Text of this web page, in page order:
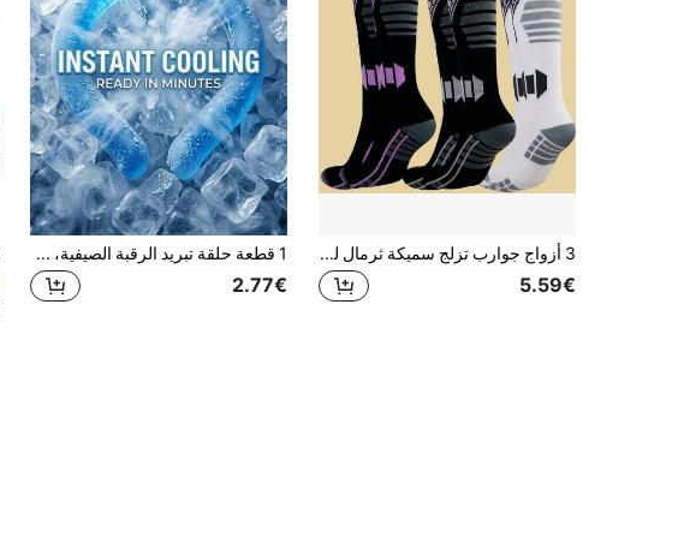
3 أزواج جوارب تزلج سميكة ثرمال للجنسين، قابلة للتنفس ودافئة للرياضات الخارجية مثل التزلج والتزحلق على الجليد والتنزه في الشتاء
5.59€
1 قطعة حلقة تبريد الرقبة الصيفية، كيس ثلج قابل للارتداء، حلقة ثلج معلقة، ضاغط بارد، أنبوب جل مجمد قابل لإعادة الاستخدام لتبريد الرقبة، طوق تبريد للنساء والرجال/الرياضات الخارجية/التخييم/العطلات/العودة إلى المدرسة/السفر إلى الشاطئ/تخفيف الحرارة/أدوات تبريد أخرى
2.77€